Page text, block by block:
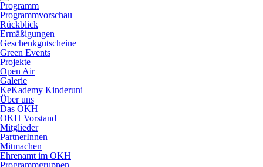
Programm
Programmvorschau
Rückblick
Ermäßigungen
Geschenkgutscheine
Green Events
Projekte
Open Air
Galerie
KeKademy Kinderuni
Über uns
Das OKH
OKH Vorstand
Mitglieder
PartnerInnen
Mitmachen
Ehrenamt im OKH
Programmgruppen